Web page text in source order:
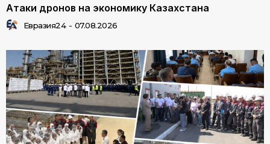
Атаки дронов на экономику Казахстана
Евразия24 - 07.08.2026